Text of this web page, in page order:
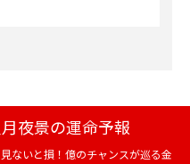
夜景の運命予報
ないと損！億のチャンスが巡る金